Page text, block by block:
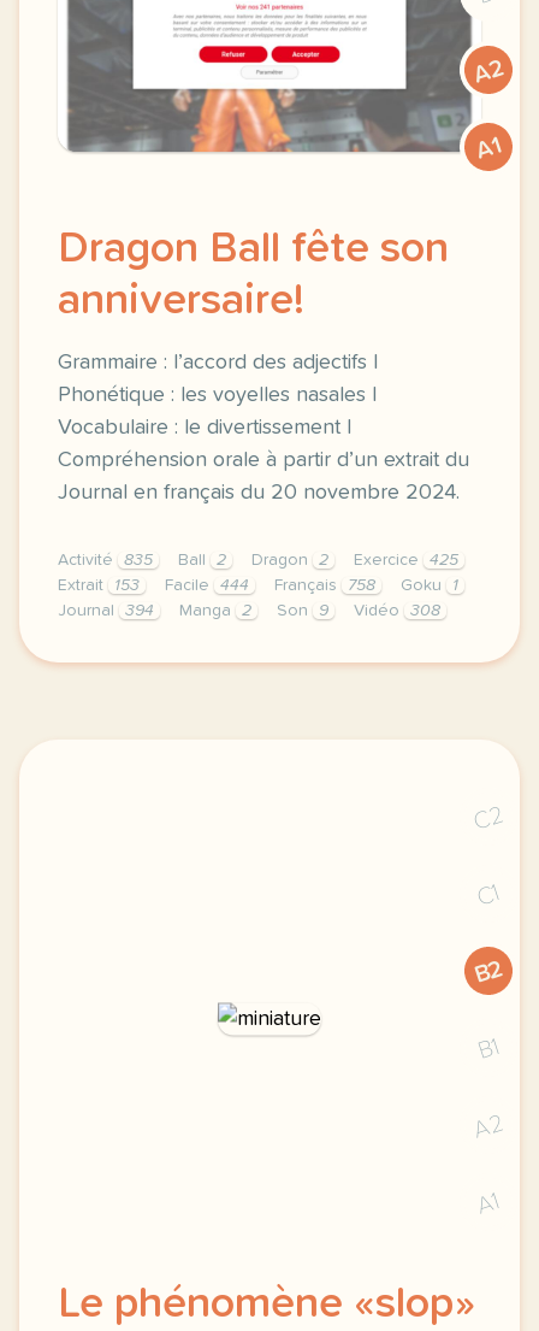
A2
A1
Dragon Ball fête son
anniversaire!
Grammaire : l’accord des adjectifs |
Phonétique : les voyelles nasales |
Vocabulaire : le divertissement |
Compréhension orale à partir d’un extrait du
Journal en français du 20 novembre 2024.
Activité 835 Ball 2 Dragon 2 Exercice
425
Extrait
153 Facile 444 Français 758 Goku
1
Journal
394 Manga 2 Son 9 Vidéo 308
exercice a1 dragon ball fete son anniversaire
C2
C1
B2
B1
A2
A1
Le phénomène «slop»